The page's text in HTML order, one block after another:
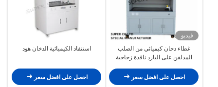
فيديو
غطاء دخان كيميائي من الصلب
المدلفن على البارد نافذة زجاجية
احصل على افضل سعر
استنفاد الكيميائية الدخان هود
احصل على افضل سعر